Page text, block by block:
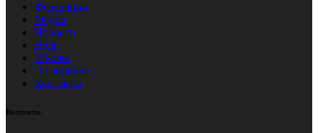
Федерация
Медиа
Новости
ДЮГ
Школы
О гандболе
Контакты
Контакты